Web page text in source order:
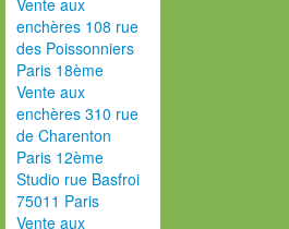
Vente aux
enchères 108 rue
des Poissonniers
Paris 18ème
Vente aux
enchères 310 rue
de Charenton
Paris 12ème
Studio rue Basfroi
75011 Paris
Vente aux